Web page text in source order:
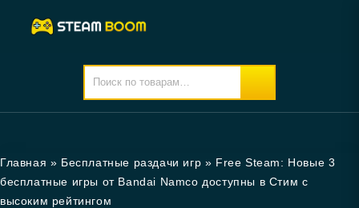
Главная » Бесплатные раздачи игр » Free Steam: Новые 3
бесплатные игры от Bandai Namco доступны в Стим с
высоким рейтингом